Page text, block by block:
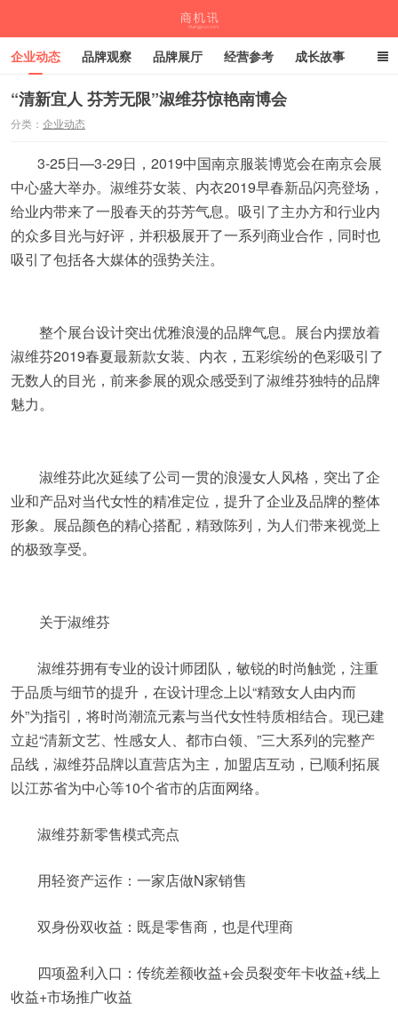
企业动态 品牌观察 品牌展厅 经营参考 成长故事
深度观察 伙伴计划
“清新宜人 芬芳无限”淑维芬惊艳南博会
分类： 企业动态
3-25日—3-29日，2019中国南京服装博览会在南京会展
中心盛大举办。淑维芬女装、内衣2019早春新品闪亮登场，
给业内带来了一股春天的芬芳气息。吸引了主办方和行业内
的众多目光与好评，并积极展开了一系列商业合作，同时也
吸引了包括各大媒体的强势关注。
整个展台设计突出优雅浪漫的品牌气息。展台内摆放着
淑维芬2019春夏最新款女装、内衣，五彩缤纷的色彩吸引了
无数人的目光，前来参展的观众感受到了淑维芬独特的品牌
魅力。
淑维芬此次延续了公司一贯的浪漫女人风格，突出了企
业和产品对当代女性的精准定位，提升了企业及品牌的整体
形象。展品颜色的精心搭配，精致陈列，为人们带来视觉上
的极致享受。
关于淑维芬
淑维芬拥有专业的设计师团队，敏锐的时尚触觉，注重
于品质与细节的提升，在设计理念上以“精致女人由内而
外”为指引，将时尚潮流元素与当代女性特质相结合。现已建
立起“清新文艺、性感女人、都市白领、”三大系列的完整产
品线，淑维芬品牌以直营店为主，加盟店互动，已顺利拓展
以江苏省为中心等10个省市的店面网络。
淑维芬新零售模式亮点
用轻资产运作：一家店做N家销售
双身份双收益：既是零售商，也是代理商
四项盈利入口：传统差额收益+会员裂变年卡收益+线上
收益+市场推广收益